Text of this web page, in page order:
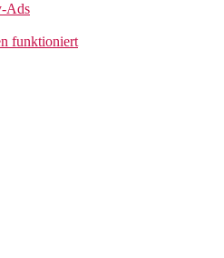
Ads
funktioniert